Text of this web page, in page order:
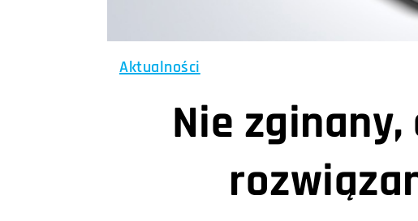
Aktualności
Nie zginany,